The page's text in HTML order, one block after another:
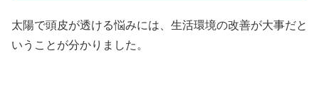
太陽で頭皮が透ける悩みには、生活環境の改善が大事だと
いうことが分かりました。